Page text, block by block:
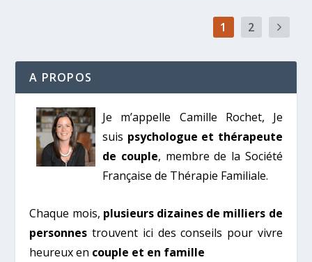
1 2
A PROPOS
Je m’appelle Camille Rochet, Je
suis psychologue et thérapeute
de couple, membre de la Société
Française de Thérapie Familiale.
Chaque mois, plusieurs dizaines de milliers de
personnes trouvent ici des conseils pour vivre
heureux en couple et en famille